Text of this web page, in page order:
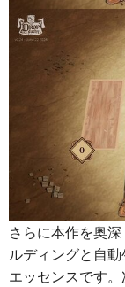
さらに本作を奥
ルディングと自
エッセンスです